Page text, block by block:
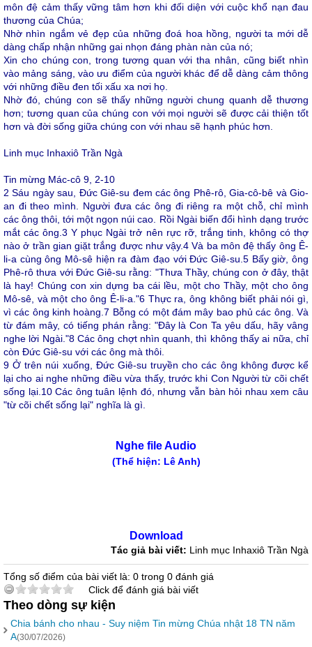
môn đệ cảm thấy vững tâm hơn khi đối diện với cuộc khổ nạn đau
thương của Chúa;
Nhờ nhìn ngắm vẻ đẹp của những đoá hoa hồng, người ta mới dễ
dàng chấp nhận những gai nhọn đáng phàn nàn của nó;
Xin cho chúng con, trong tương quan với tha nhân, cũng biết nhìn
vào mảng sáng, vào ưu điểm của người khác để dễ dàng cảm thông
với những điều đen tối xấu xa nơi họ.
Nhờ đó, chúng con sẽ thấy những người chung quanh dễ thương
hơn; tương quan của chúng con với mọi người sẽ được cải thiện tốt
hơn và đời sống giữa chúng con với nhau sẽ hạnh phúc hơn.
Linh mục Inhaxiô Trần Ngà
Tin mừng Mác-cô 9, 2-10
2 Sáu ngày sau, Đức Giê-su đem các ông Phê-rô, Gia-cô-bê và Gio-
an đi theo mình. Người đưa các ông đi riêng ra một chỗ, chỉ mình
các ông thôi, tới một ngọn núi cao. Rồi Ngài biến đổi hình dạng trước
mắt các ông.3 Y phục Ngài trở nên rực rỡ, trắng tinh, không có thợ
nào ở trần gian giặt trắng được như vậy.4 Và ba môn đệ thấy ông Ê-
li-a cùng ông Mô-sê hiện ra đàm đạo với Đức Giê-su. 5Bấy giờ, ông
Phê-rô thưa với Đức Giê-su rằng: "Thưa Thầy, chúng con ở đây, thật
là hay! Chúng con xin dựng ba cái lều, một cho Thầy, một cho ông
Mô-sê, và một cho ông Ê-li-a."6 Thực ra, ông không biết phải nói gì,
vì các ông kinh hoàng.7 Bỗng có một đám mây bao phủ các ông. Và
từ đám mây, có tiếng phán rằng: "Đây là Con Ta yêu dấu, hãy vâng
nghe lời Ngài."8Các ông chợt nhìn quanh, thì không thấy ai nữa, chỉ
còn Đức Giê-su với các ông mà thôi.
9 Ở trên núi xuống, Đức Giê-su truyền cho các ông không được kể
lại cho ai nghe những điều vừa thấy, trước khi Con Người từ cõi chết
sống lại. 10Các ông tuân lệnh đó, nhưng vẫn bàn hỏi nhau xem câu
"từ cõi chết sống lại" nghĩa là gì.
Nghe file Audio
(Thể hiện: Lê Anh)
Download
Tác giả bài viết: Linh mục Inhaxiô Trần Ngà
Tổng số điểm của bài viết là: 0 trong 0 đánh giá
Click để đánh giá bài viết
Theo dòng sự kiện
Chia bánh cho nhau - Suy niệm Tin mừng Chúa nhật 18 TN năm
A(30/07/2026)